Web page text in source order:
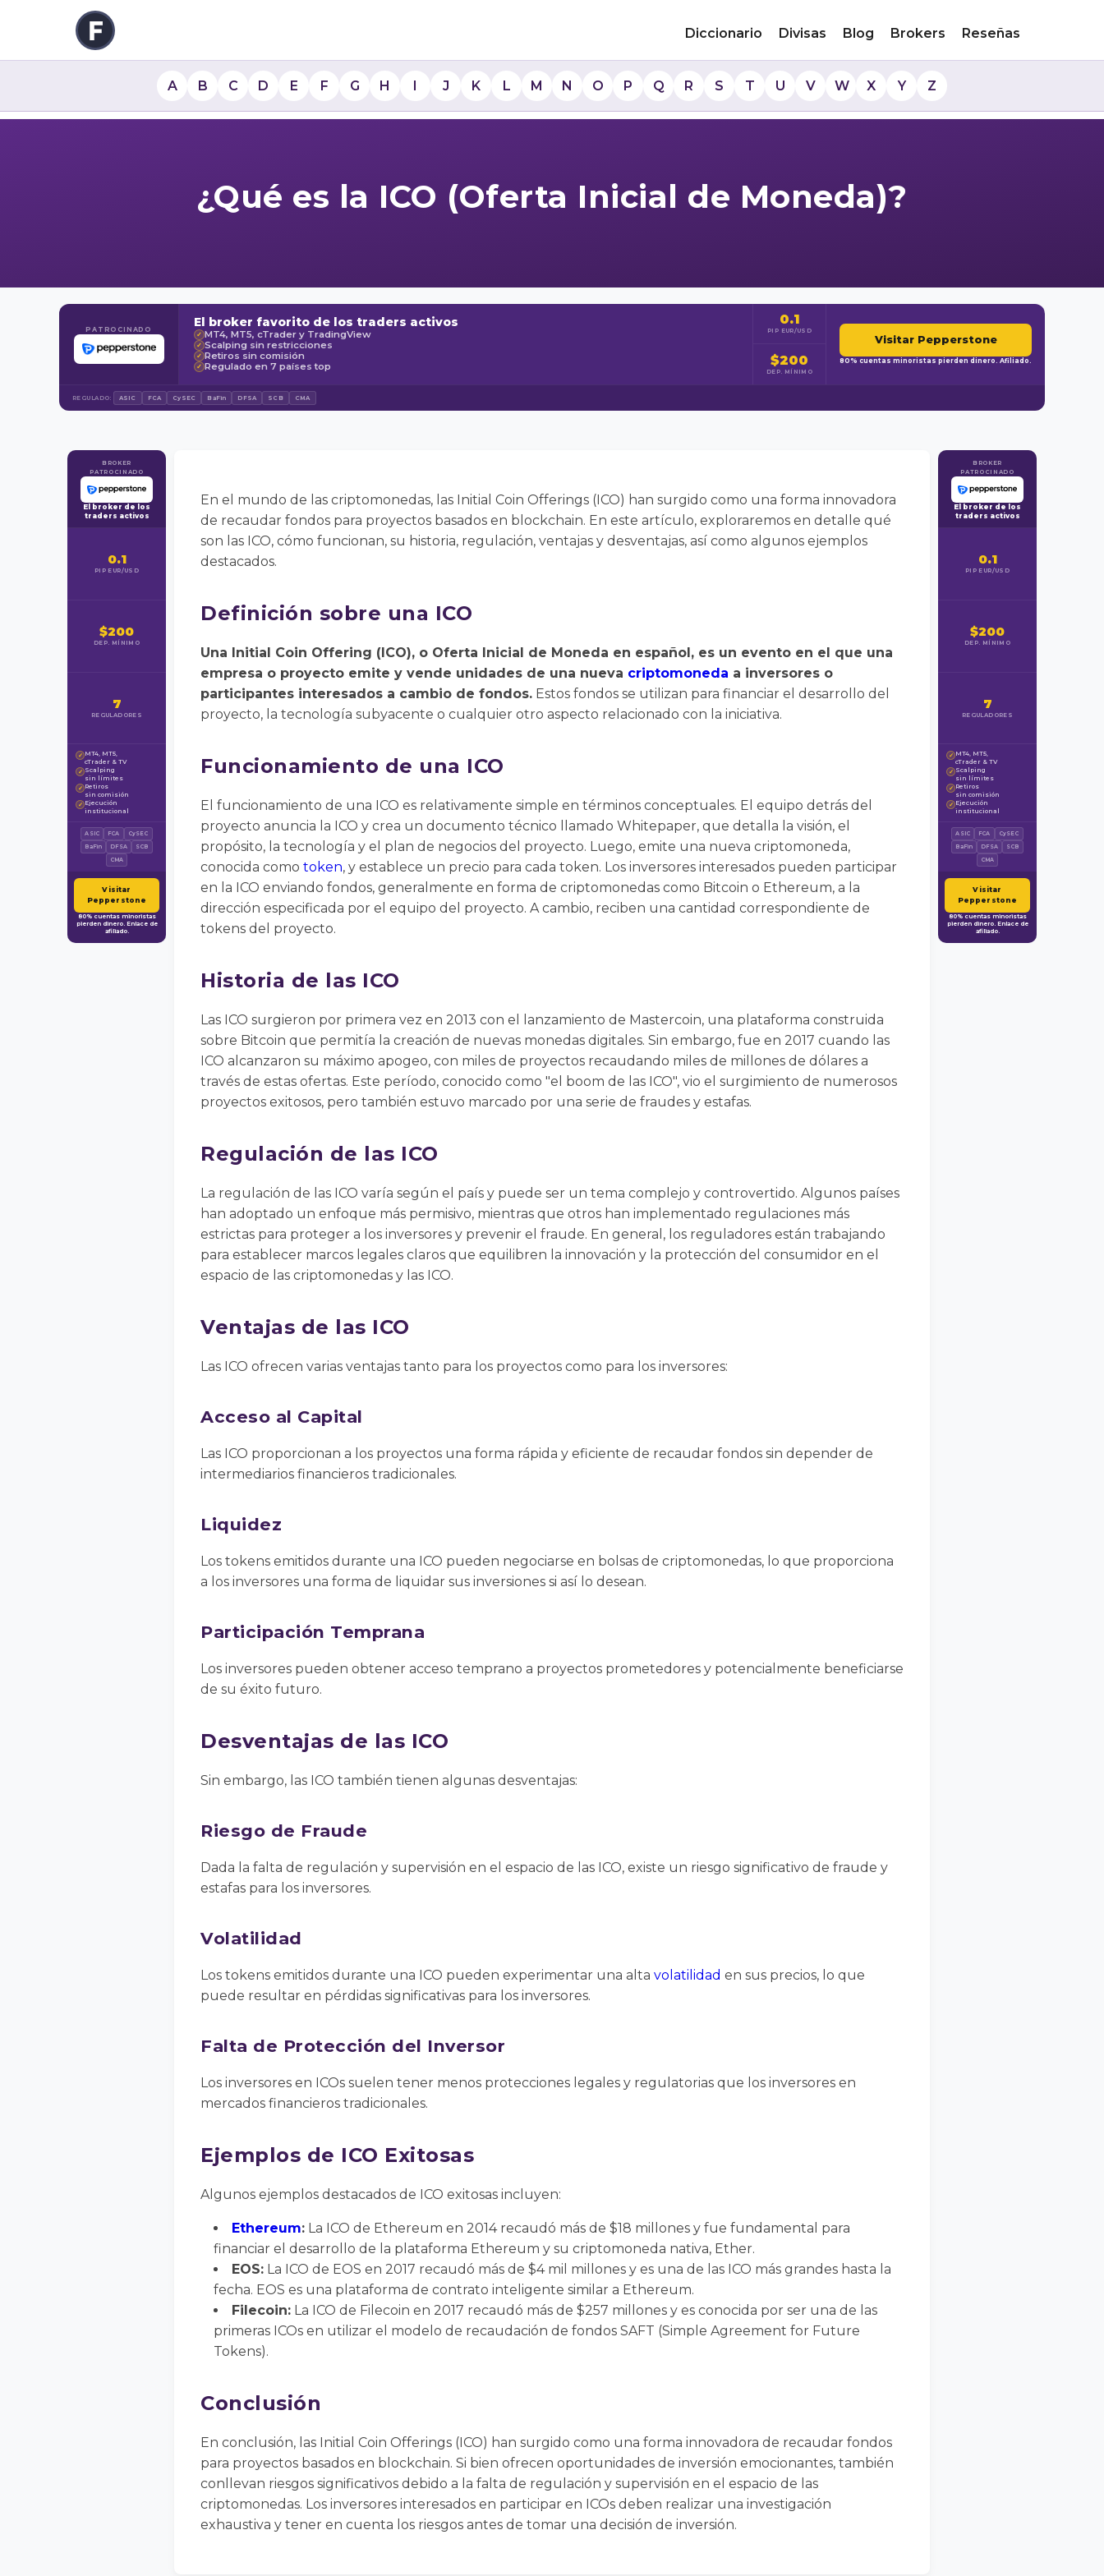
Diccionario Divisas Blog Brokers Reseñas
A B C D E F G H I J K L M N O P Q R S T U V W X Y Z
¿Qué es la ICO (Oferta Inicial de Moneda)?
PATROCINADO El broker favorito de los traders activos
✓ MT4, MT5, cTrader y TradingView
✓ Scalping sin restricciones
✓ Retiros sin comisión
✓ Regulado en 7 países top
0.1
PIP EUR/USD
$200
DEP. MÍNIMO
Visitar Pepperstone
80% cuentas minoristas pierden dinero. Afiliado.
REGULADO: ASIC FCA CySEC BaFin DFSA SCB CMA
BROKER
PATROCINADO
El broker de los
traders activos
0.1
PIP EUR/USD
$200
DEP. MÍNIMO
7
REGULADORES
✓ MT4, MT5,
cTrader & TV
✓ Scalping
sin límites
✓ Retiros
sin comisión
✓ Ejecución
institucional
ASIC FCA
CySEC
BaFin
DFSA
SCB
CMA
Visitar
Pepperstone
80% cuentas minoristas
pierden dinero. Enlace de
afiliado.
En el mundo de las criptomonedas, las Initial Coin Offerings (ICO) han surgido como una forma innovadora
de recaudar fondos para proyectos basados en blockchain. En este artículo, exploraremos en detalle qué
son las ICO, cómo funcionan, su historia, regulación, ventajas y desventajas, así como algunos ejemplos
destacados.
Definición sobre una ICO
Una Initial Coin Offering (ICO), o Oferta Inicial de Moneda en español, es un evento en el que una
empresa o proyecto emite y vende unidades de una nueva criptomoneda a inversores o
participantes interesados a cambio de fondos. Estos fondos se utilizan para financiar el desarrollo del
proyecto, la tecnología subyacente o cualquier otro aspecto relacionado con la iniciativa.
Funcionamiento de una ICO
El funcionamiento de una ICO es relativamente simple en términos conceptuales. El equipo detrás del
proyecto anuncia la ICO y crea un documento técnico llamado Whitepaper, que detalla la visión, el
propósito, la tecnología y el plan de negocios del proyecto. Luego, emite una nueva criptomoneda,
conocida como token, y establece un precio para cada token. Los inversores interesados pueden participar
en la ICO enviando fondos, generalmente en forma de criptomonedas como Bitcoin o Ethereum, a la
dirección especificada por el equipo del proyecto. A cambio, reciben una cantidad correspondiente de
tokens del proyecto.
Historia de las ICO
Las ICO surgieron por primera vez en 2013 con el lanzamiento de Mastercoin, una plataforma construida
sobre Bitcoin que permitía la creación de nuevas monedas digitales. Sin embargo, fue en 2017 cuando las
ICO alcanzaron su máximo apogeo, con miles de proyectos recaudando miles de millones de dólares a
través de estas ofertas. Este período, conocido como "el boom de las ICO", vio el surgimiento de numerosos
proyectos exitosos, pero también estuvo marcado por una serie de fraudes y estafas.
Regulación de las ICO
La regulación de las ICO varía según el país y puede ser un tema complejo y controvertido. Algunos países
han adoptado un enfoque más permisivo, mientras que otros han implementado regulaciones más
estrictas para proteger a los inversores y prevenir el fraude. En general, los reguladores están trabajando
para establecer marcos legales claros que equilibren la innovación y la protección del consumidor en el
espacio de las criptomonedas y las ICO.
Ventajas de las ICO
Las ICO ofrecen varias ventajas tanto para los proyectos como para los inversores:
Acceso al Capital
Las ICO proporcionan a los proyectos una forma rápida y eficiente de recaudar fondos sin depender de
intermediarios financieros tradicionales.
Liquidez
Los tokens emitidos durante una ICO pueden negociarse en bolsas de criptomonedas, lo que proporciona
a los inversores una forma de liquidar sus inversiones si así lo desean.
Participación Temprana
Los inversores pueden obtener acceso temprano a proyectos prometedores y potencialmente beneficiarse
de su éxito futuro.
Desventajas de las ICO
Sin embargo, las ICO también tienen algunas desventajas:
Riesgo de Fraude
Dada la falta de regulación y supervisión en el espacio de las ICO, existe un riesgo significativo de fraude y
estafas para los inversores.
Volatilidad
Los tokens emitidos durante una ICO pueden experimentar una alta volatilidad en sus precios, lo que
puede resultar en pérdidas significativas para los inversores.
Falta de Protección del Inversor
Los inversores en ICOs suelen tener menos protecciones legales y regulatorias que los inversores en
mercados financieros tradicionales.
Ejemplos de ICO Exitosas
Algunos ejemplos destacados de ICO exitosas incluyen:
Ethereum: La ICO de Ethereum en 2014 recaudó más de $18 millones y fue fundamental para
financiar el desarrollo de la plataforma Ethereum y su criptomoneda nativa, Ether.
EOS: La ICO de EOS en 2017 recaudó más de $4 mil millones y es una de las ICO más grandes hasta la
fecha. EOS es una plataforma de contrato inteligente similar a Ethereum.
Filecoin: La ICO de Filecoin en 2017 recaudó más de $257 millones y es conocida por ser una de las
primeras ICOs en utilizar el modelo de recaudación de fondos SAFT (Simple Agreement for Future
Tokens).
Conclusión
En conclusión, las Initial Coin Offerings (ICO) han surgido como una forma innovadora de recaudar fondos
para proyectos basados en blockchain. Si bien ofrecen oportunidades de inversión emocionantes, también
conllevan riesgos significativos debido a la falta de regulación y supervisión en el espacio de las
criptomonedas. Los inversores interesados en participar en ICOs deben realizar una investigación
exhaustiva y tener en cuenta los riesgos antes de tomar una decisión de inversión.
BROKER
PATROCINADO
El broker de los
traders activos
0.1
PIP EUR/USD
$200
DEP. MÍNIMO
7
REGULADORES
✓ MT4, MT5,
cTrader & TV
✓ Scalping
sin límites
✓ Retiros
sin comisión
✓ Ejecución
institucional
ASIC FCA
CySEC
BaFin
DFSA
SCB
CMA
Visitar
Pepperstone
80% cuentas minoristas
pierden dinero. Enlace de
afiliado.